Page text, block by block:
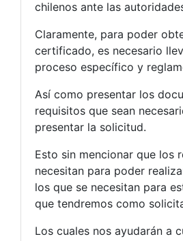
chilenos ante las
Claramente, para poder
certificado, es necesario
proceso específico y
Así como presentar los
requisitos que sean
presentar la solicitud.
Esto sin mencionar que los
necesitan para poder
los que se necesitan para
que tendremos como
Los cuales nos ayudarán a